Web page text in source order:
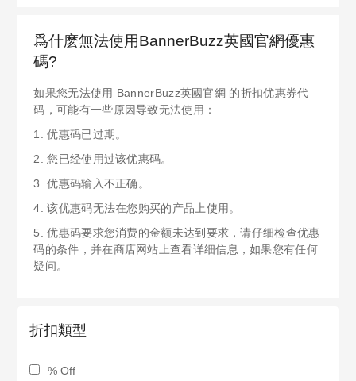
爲什麽無法使用BannerBuzz英國官網優惠
碼?
如果您无法使用 BannerBuzz英國官網 的折扣优惠券代
码，可能有一些原因导致无法使用：
1. 优惠码已过期。
2. 您已经使用过该优惠码。
3. 优惠码输入不正确。
4. 该优惠码无法在您购买的产品上使用。
5. 优惠码要求您消费的金额未达到要求，请仔细检查优惠
码的条件，并在商店网站上查看详细信息，如果您有任何
疑问。
折扣類型
% Off